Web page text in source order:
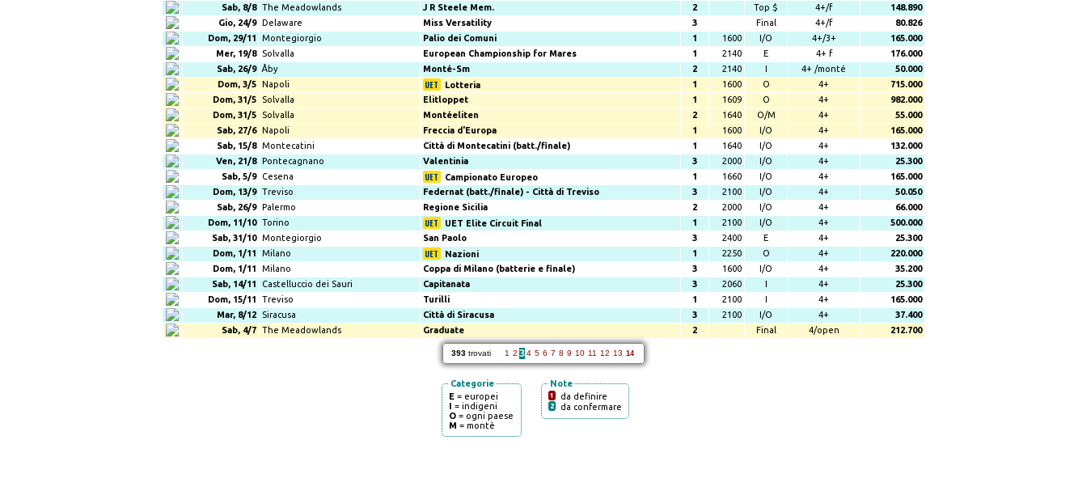
Sab, 8/8 The Meadowlands J R Steele Mem. 2 Top $ 4+/f
148.890
Gio, 24/9 Delaware Miss Versatility 3 Final 4+/f
80.826
Dom, 29/11
Montegiorgio Palio dei Comuni 1 1600 I/O 4+/3+
165.000
Mer, 19/8
Solvalla European Championship for Mares 1 2140 E 4+ f
176.000
Sab, 26/9 Åby Monté-Sm 2 2140 I 4+ /monté
50.000
Dom, 3/5 Napoli Lotteria 1 1600 O 4+
715.000
Dom, 31/5
Solvalla Elitloppet 1 1609 O 4+
982.000
Dom, 31/5
Solvalla Montéeliten 2 1640 O/M 4+
55.000
Sab, 27/6 Napoli Freccia d'Europa 1 1600 I/O 4+
165.000
Sab, 15/8 Montecatini Città di Montecatini (batt./finale) 1 1640 I/O 4+
132.000
Ven, 21/8 Pontecagnano Valentinia 3 2000 I/O 4+
25.300
Sab, 5/9
Cesena Campionato Europeo 1 1660 I/O 4+
165.000
Dom, 13/9 Treviso Federnat (batt./finale) - Città di Treviso 3 2100 I/O 4+
50.050
Sab, 26/9 Palermo Regione Sicilia 2 2000 I/O 4+
66.000
Dom, 11/10 Torino UET Elite Circuit Final 1 2100 I/O 4+
500.000
Sab, 31/10 Montegiorgio San Paolo 3 2400 E 4+
25.300
Dom, 1/11
Milano Nazioni 1 2250 O 4+
220.000
Dom, 1/11
Milano Coppa di Milano (batterie e finale) 3 1600 I/O 4+
35.200
Sab, 14/11
Castelluccio dei Sauri Capitanata 3 2060 I 4+
25.300
Dom, 15/11
Treviso Turilli 1 2100 I 4+
165.000
Mar, 8/12
Siracusa Città di Siracusa 3 2100 I/O 4+
37.400
Sab, 4/7 The Meadowlands Graduate 2 Final 4/open 212.700
393 trovati 1 2 34 5 6 7 8 9 10 11 12 13 14
Categorie
E = europei
I = indigeni
O = ogni paese
M = montè
Note
1 da definire
2 da confermare